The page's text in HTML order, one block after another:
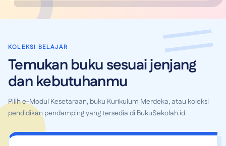
KOLEKSI BELAJAR
Temukan buku sesuai jenjang
dan kebutuhanmu
Pilih e-Modul Kesetaraan, buku Kurikulum Merdeka, atau koleksi
pendidikan pendamping yang tersedia di BukuSekolah.id.